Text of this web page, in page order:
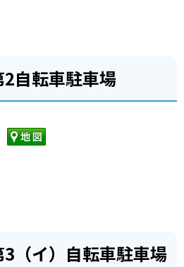
自転車駐車場
（イ）自転車駐車場